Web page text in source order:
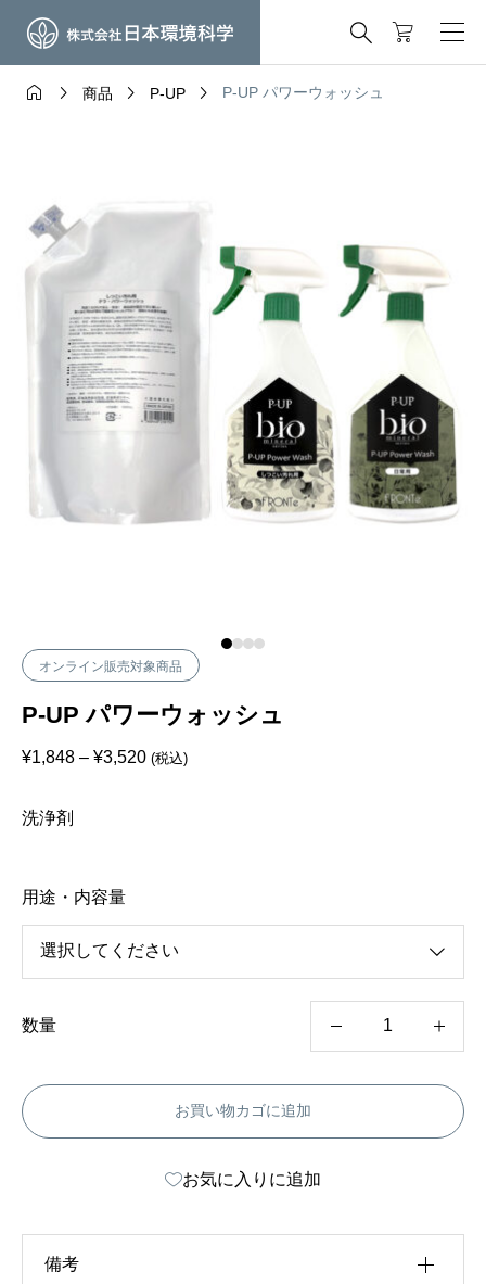

  商品  P-UP  P-UP パワーウォッシュ
オンライン販売対象商品
P-UP パワーウォッシュ
¥1,848 – ¥3,520価
–
¥
3
,
(税込)
洗浄剤
用途・内容量
数量
-
U
お買い物カゴに追加
お気に入りに追加
備考